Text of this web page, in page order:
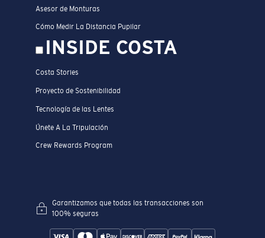
Asesor de Monturas
Cómo Medir La Distancia Pupilar
INSIDE COSTA
Costa Stories
Proyecto de Sostenibilidad
Tecnología de las Lentes
Únete A La Tripulación
Crew Rewards Program
Garantizamos que todas las transacciones son
100% seguras